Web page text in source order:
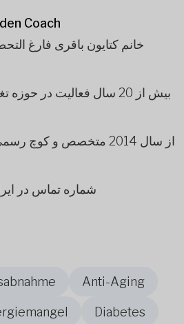
Coach
خانم کتایون باقری فارغ
بیش از 20 سال فعالیت در
از سال 2014 متخصص و
شماره تماس در ایران:
Anti-Aging
Diabetes